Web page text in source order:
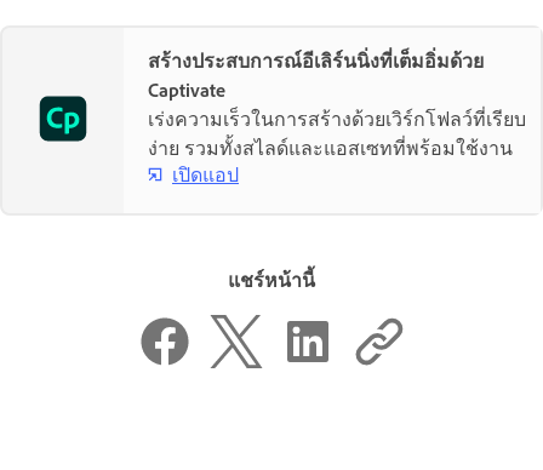
สร้างประสบการณ์อีเลิร์นนิ่งที่เต็มอิ่มด้วย
Captivate
เร่งความเร็วในการสร้างด้วยเวิร์กโฟลว์ที่เรียบ
ง่าย รวมทั้งสไลด์และแอสเซทที่พร้อมใช้งาน
เปิดแอป
แชร์หน้านี้